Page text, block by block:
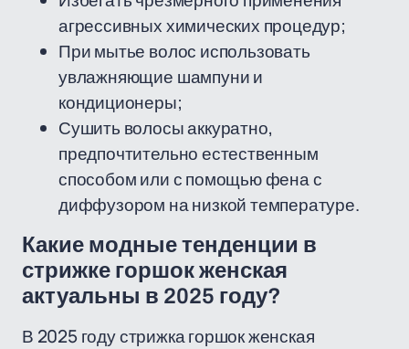
агрессивных химических процедур;
При мытье волос использовать
увлажняющие шампуни и
кондиционеры;
Сушить волосы аккуратно,
предпочтительно естественным
способом или с помощью фена с
диффузором на низкой температуре.
Какие модные тенденции в
стрижке горшок женская
актуальны в 2025 году?
В 2025 году стрижка горшок женская